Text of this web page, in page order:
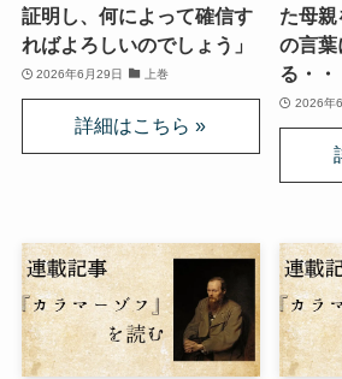
スターリンとヒトラーの虐殺・
冷戦世界の歴史・思想・文学に
現代ロシアとロシア・ウクライ
ボスニア紛争とルワンダ虐殺の
紛争
マルクス・エンゲルス研究
証明し、何によって確信す
ればよろしいのでしょう」
2026年6月29日 上巻
た母
の言葉
る・・
2026年